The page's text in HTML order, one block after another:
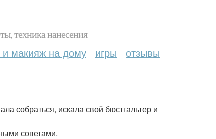
техника нанесения
и макияж на дому игры отзывы
собраться, искала свой бюстгальтер и
советами.